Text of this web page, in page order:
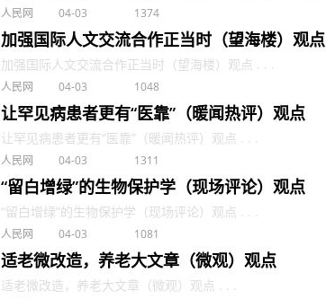
人民网 04-03 1374
加强国际人文交流合作正当时（望海楼）观点
加强国际人文交流合作正当时（望海楼）观点 . . .
人民网 04-03 1048
让罕见病患者更有“医靠”（暖闻热评）观点
让罕见病患者更有“医靠”（暖闻热评）观点 . . .
人民网 04-03 1311
“留白增绿”的生物保护学（现场评论）观点
“留白增绿”的生物保护学（现场评论）观点 . . .
人民网 04-03 1081
适老微改造，养老大文章（微观）观点
适老微改造，养老大文章（微观）观点 . . .